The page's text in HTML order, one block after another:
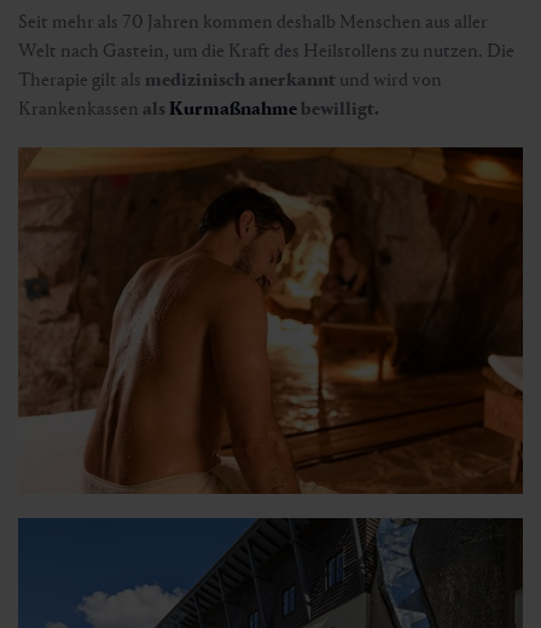
Seit mehr als 70 Jahren kommen deshalb Menschen aus aller
Welt nach Gastein, um die Kraft des Heilstollens zu nutzen. Die
Therapie gilt als medizinisch anerkannt und wird von
Krankenkassen als Kurmaßnahmebewilligt.